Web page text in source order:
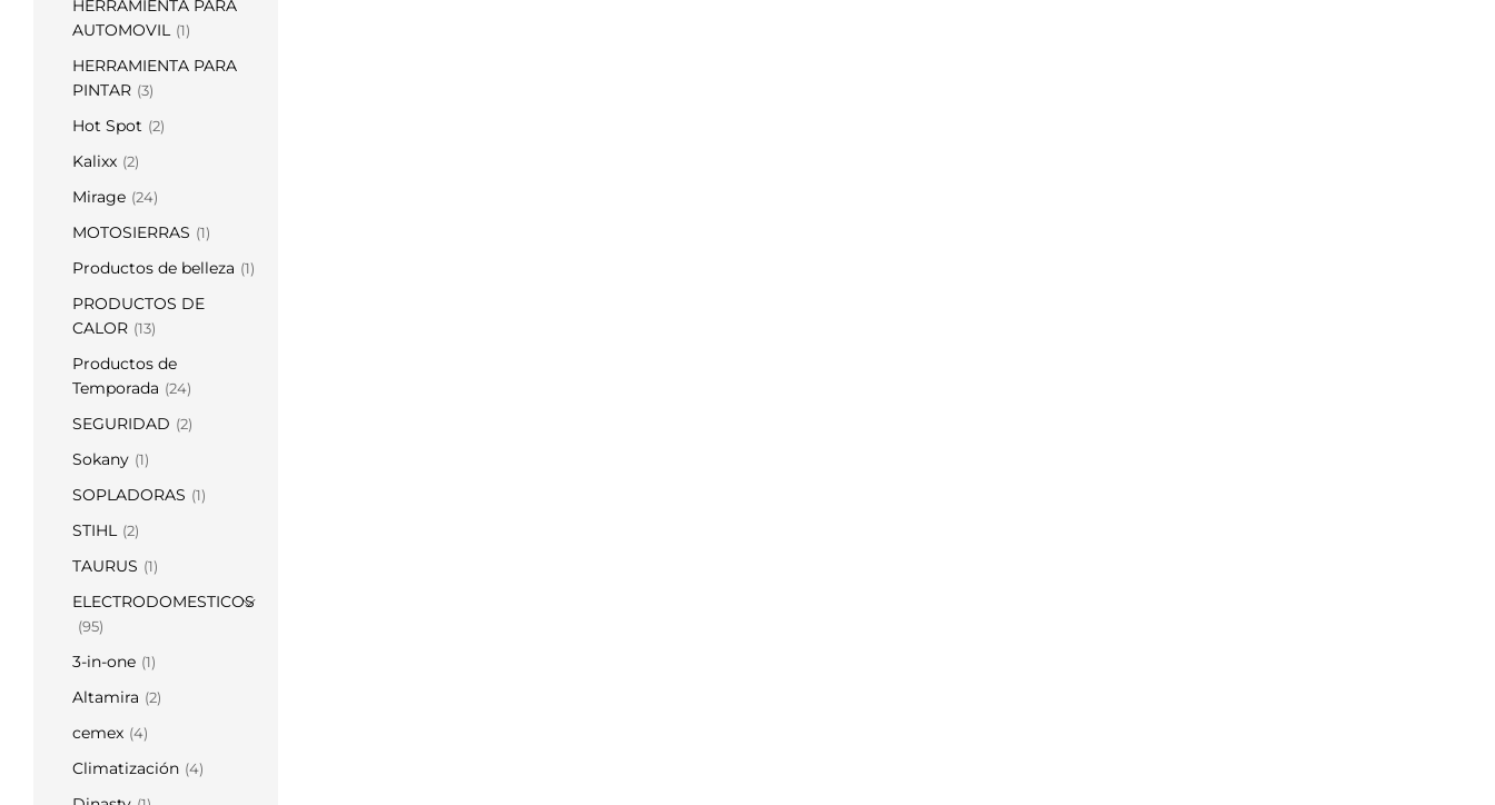
HERRAMIENTA PARA
AUTOMOVIL (1)
HERRAMIENTA PARA
PINTAR (3)
Hot Spot (2)
Kalixx (2)
Mirage (24)
MOTOSIERRAS (1)
Productos de belleza (1)
PRODUCTOS DE
CALOR (13)
Productos de
Temporada (24)
SEGURIDAD (2)
Sokany (1)
SOPLADORAS (1)
STIHL (2)
TAURUS (1)
ELECTRODOMESTICOS
(95)
3-in-one (1)
Altamira (2)
cemex (4)
Climatización (4)